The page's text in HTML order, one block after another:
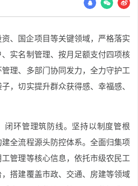
、国企项目等关键领域，严格落实
实名制管理、按月足额支付四项核
理、多部门协同发力，全力守护工
，切实提升群众获得感、幸福感、
闭环管理筑防线。坚持以制度管根
全流程源头防控体系。全面归集项
管理等核心信息，依托市级农民工
搭建覆盖市政、交通、房建等领域